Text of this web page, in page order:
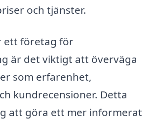
och tjänster.
ett företag för
är det viktigt att överväga
som erfarenhet,
kundrecensioner. Detta
att göra ett mer informerat